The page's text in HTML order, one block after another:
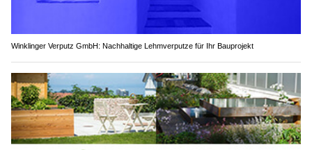
Winklinger Verputz GmbH: Nachhaltige Lehmverputze für Ihr Bauprojekt